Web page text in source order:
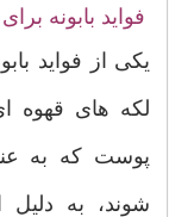
فواید بابونه
یکی از فواید
لکه های قهوه
پوست که به
شوند، به دلیل